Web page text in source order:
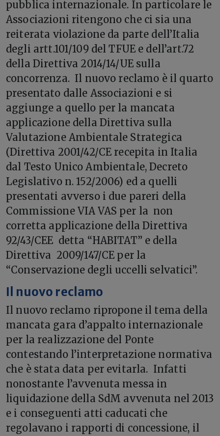
pubblica internazionale. In particolare le
Associazioni ritengono che ci sia una
reiterata violazione da parte dell’Italia
degli artt.101/109 del TFUE e dell’art.72
della Direttiva 2014/14/UE sulla
concorrenza. Il nuovo reclamo è il quarto
presentato dalle Associazioni e si
aggiunge a quello per la mancata
applicazione della Direttiva sulla
Valutazione Ambientale Strategica
(Direttiva 2001/42/CE recepita in Italia
dal Testo Unico Ambientale, Decreto
Legislativo n. 152/2006) ed a quelli
presentati avverso i due pareri della
Commissione VIA VAS per la non
corretta applicazione della Direttiva
92/43/CEE detta “HABITAT” e della
Direttiva 2009/147/CE per la
“Conservazione degli uccelli selvatici”.
Il nuovo reclamo
Il nuovo reclamo ripropone il tema della
mancata gara d’appalto internazionale
per la realizzazione del Ponte
contestando l’interpretazione normativa
che è stata data per evitarla. Infatti
nonostante l’avvenuta messa in
liquidazione della SdM avvenuta nel 2013
e i conseguenti atti caducati che
regolavano i rapporti di concessione, il